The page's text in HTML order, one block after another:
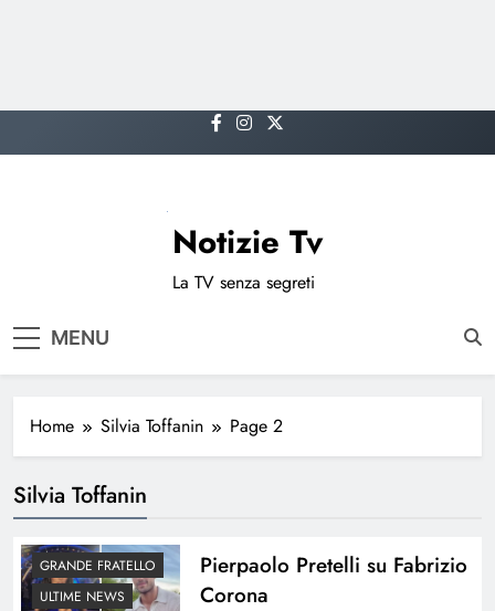
to
Notizie Tv
La TV senza segreti
MENU
Home Silvia Toffanin Page 2
Silvia Toffanin
GRANDE FRATELLO
ULTIME NEWS
Pierpaolo Pretelli su Fabrizio
Corona